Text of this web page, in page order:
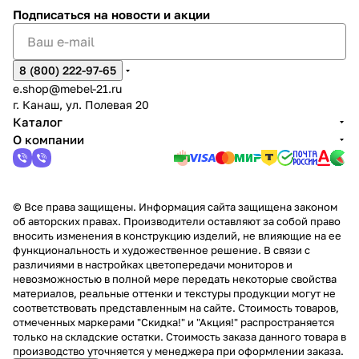
Подписаться на новости и акции
8 (800) 222-97-65
e.shop@mebel-21.ru
г. Канаш, ул. Полевая 20
Каталог
О компании
© Все права защищены. Информация сайта защищена законом
об авторских правах. Производители оставляют за собой право
вносить изменения в конструкцию изделий, не влияющие на ее
функциональность и художественное решение. В связи с
различиями в настройках цветопередачи мониторов и
невозможностью в полной мере передать некоторые свойства
материалов, реальные оттенки и текстуры продукции могут не
соответствовать представленным на сайте. Стоимость товаров,
отмеченных маркерами "Скидка!" и "Акция!" распространяется
только на складские остатки. Стоимость заказа данного товара в
производство уточняется у менеджера при оформлении заказа.